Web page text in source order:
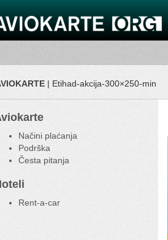
| Etihad-akcija-300×250-min
Načini plaćanja
Podrška
Česta pitanja
Rent-a-car